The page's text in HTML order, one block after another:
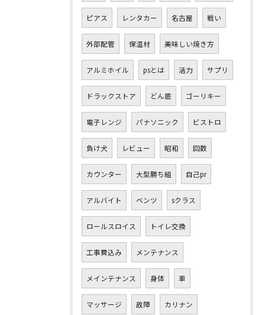
ピアス レンタカー 名古屋 戦い
外部配管 保温材 美味しい焼き方
アルミホイル psとは 活力 サプリ
ドラックストア どん底 ゴーリキー
電子レンジ パナソニック ビストロ
負け犬 レビュー 昭和 回数
カウンター 大型勝ち組 自己pr
アルバイト ベンツ sクラス
ロールスロイス トイレ交換
工事費込み メンテナンス
メインテナンス 身体 車
マッサージ 故障 カリナン